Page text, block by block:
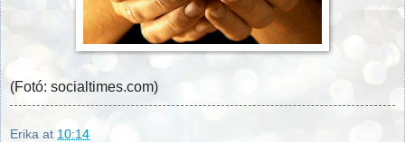
(Fotó: socialtimes.com)
Erika at 10:14